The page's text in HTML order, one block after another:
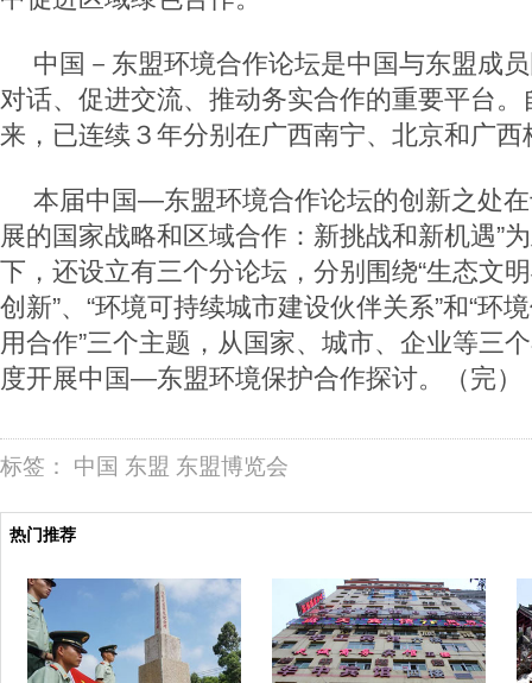
中国－东盟环境合作论坛是中国与东盟成
对话、促进交流、推动务实合作的重要平台
来，已连续３年分别在广西南宁、北京和广
本届中国—东盟环境合作论坛的创新之处
展的国家战略和区域合作：新挑战和新机遇”
下，还设立有三个分论坛，分别围绕“生态文
创新”、“环境可持续城市建设伙伴关系”和“环
用合作”三个主题，从国家、城市、企业等三
度开展中国—东盟环境保护合作探讨。（完）
标签： 中国 东盟 东盟博览会
热门推荐